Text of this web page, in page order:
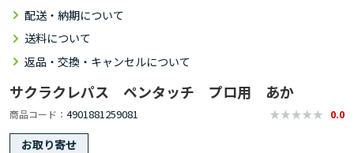
配送・納期について
送料について
返品・交換・キャンセルについて
サクラクレパス ペンタッチ プロ用 あか
商品コード 4901881259081 0.0
お取り寄せ